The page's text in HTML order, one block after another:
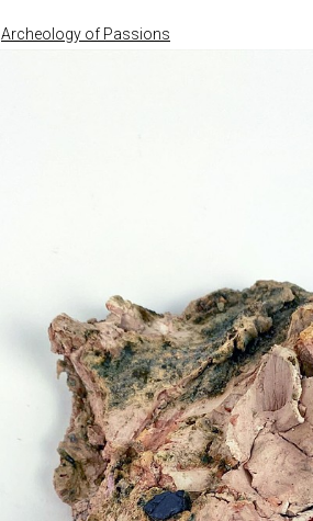
Archeology of Passions